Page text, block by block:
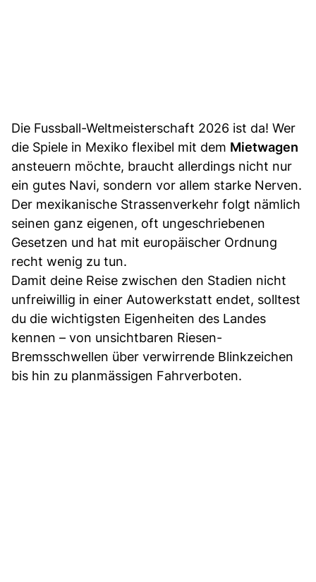
Die Fussball-Weltmeisterschaft 2026 ist da! Wer
die Spiele in Mexiko flexibel mit dem Mietwagen
ansteuern möchte, braucht allerdings nicht nur
ein gutes Navi, sondern vor allem starke Nerven.
Der mexikanische Strassenverkehr folgt nämlich
seinen ganz eigenen, oft ungeschriebenen
Gesetzen und hat mit europäischer Ordnung
recht wenig zu tun.
Damit deine Reise zwischen den Stadien nicht
unfreiwillig in einer Autowerkstatt endet, solltest
du die wichtigsten Eigenheiten des Landes
kennen – von unsichtbaren Riesen-
Bremsschwellen über verwirrende Blinkzeichen
bis hin zu planmässigen Fahrverboten.